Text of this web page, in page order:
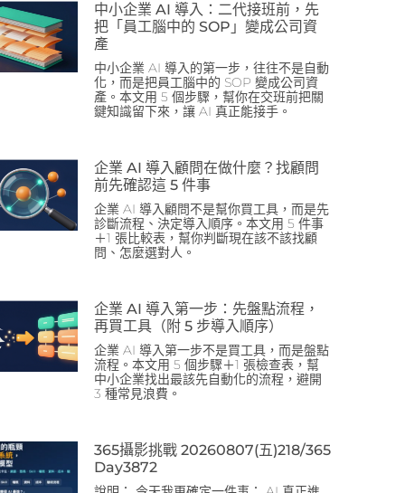
中小企業 AI 導入：二代接班前，先
把「員工腦中的 SOP」變成公司資
產
中小企業 AI 導入的第一步，往往不是自動
化，而是把員工腦中的 SOP 變成公司資
產。本文用 5 個步驟，幫你在交班前把關
鍵知識留下來，讓 AI 真正能接手。
企業 AI 導入顧問在做什麼？找顧問
前先確認這 5 件事
企業 AI 導入顧問不是幫你買工具，而是先
診斷流程、決定導入順序。本文用 5 件事
＋1 張比較表，幫你判斷現在該不該找顧
問、怎麼選對人。
企業 AI 導入第一步：先盤點流程，
再買工具（附 5 步導入順序）
企業 AI 導入第一步不是買工具，而是盤點
流程。本文用 5 個步驟＋1 張檢查表，幫
中小企業找出最該先自動化的流程，避開
3 種常見浪費。
365攝影挑戰 20260807(五)218/365
Day3872